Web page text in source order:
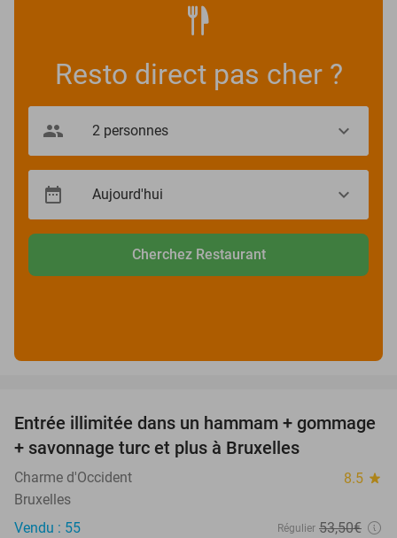
Resto direct pas cher ?
Cherchez Restaurant
37%
Entrée illimitée dans un hammam + gommage
+ savonnage turc et plus à Bruxelles
Charme d'Occident 8.5 star
Bruxelles
Vendu : 55
Régulier 53,50€